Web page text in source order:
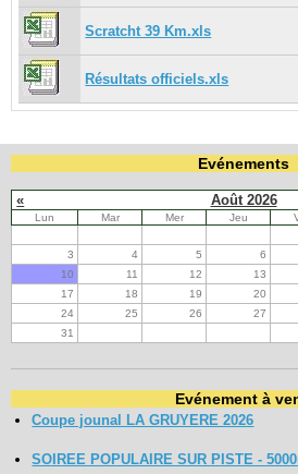
Créer un nouveau compte
Demander un nouveau mot de passe
Scratcht 39 Km.xls
Résultats officiels.xls
Evénements
« Août 2026
Lun Mar Mer Jeu
3
4 5 6
10
11 12 13
17
18 19 20
24
25 26 27
31
Evénement à
Coupe jounal LA GRUYERE 2026
SOIREE POPULAIRE SUR PISTE -